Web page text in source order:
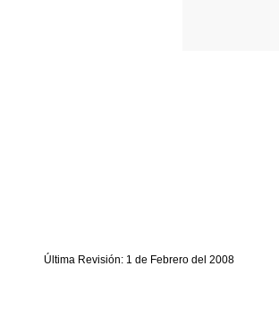
Última Revisión: 1 de Febrero del 2008